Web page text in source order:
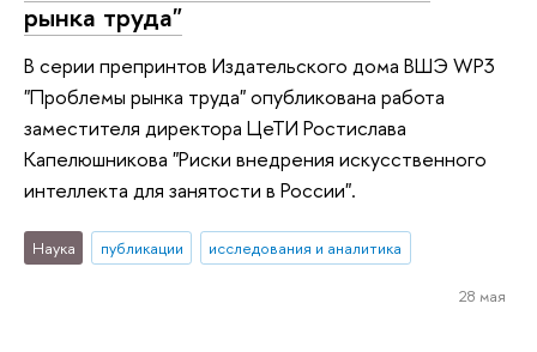
рынка труда"
В серии препринтов Издательского дома ВШЭ WP3
"Проблемы рынка труда" опубликована работа
заместителя директора ЦеТИ Ростислава
Капелюшникова "Риски внедрения искусственного
интеллекта для занятости в России".
Наука публикации исследования и аналитика
28 мая